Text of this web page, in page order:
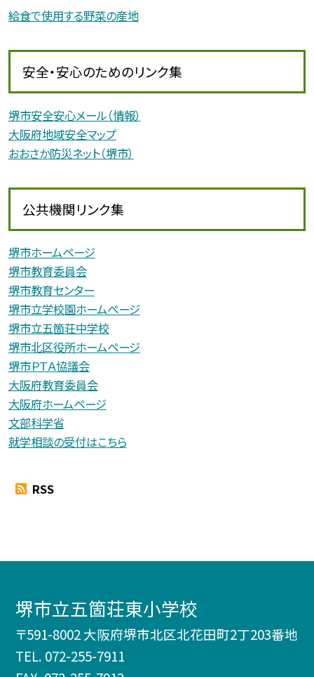
給食で使用する野菜の産地
安全・安心のためのリンク集
堺市安全安心メール（情報）
大阪府地域安全マップ
おおさか防災ネット（堺市）
公共機関リンク集
堺市ホームページ
堺市教育委員会
堺市教育センター
堺市立学校園ホームページ
堺市立五箇荘中学校
堺市北区役所ホームページ
堺市ＰＴＡ協議会
大阪府教育委員会
大阪府ホームページ
文部科学省
就学相談の受付はこちら
RSS
堺市立五箇荘東小学校
〒591-8002 大阪府堺市北区北花田町2丁203番地
TEL. 072-255-7911